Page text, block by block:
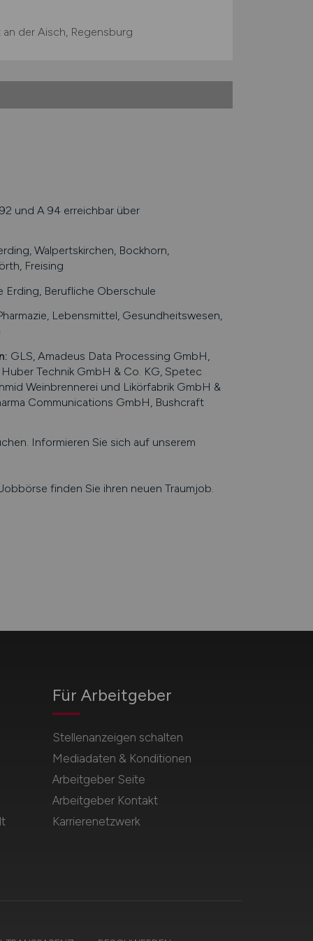
der Aisch, Regensburg
und A 94 erreichbar über
Walpertskirchen, Bockhorn,
Freising
Berufliche Oberschule
Lebensmittel, Gesundheitswesen,
: GLS, Amadeus Data Processing GmbH,
Technik GmbH & Co. KG, Spetec
Weinbrennerei und Likörfabrik GmbH &
Communications GmbH, Bushcraft
Informieren Sie sich auf unserem
finden Sie ihren neuen Traumjob.
Für Arbeitgeber
Stellenanzeigen schalten
Mediadaten & Konditionen
Arbeitgeber Seite
Arbeitgeber Kontakt
Karrierenetzwerk